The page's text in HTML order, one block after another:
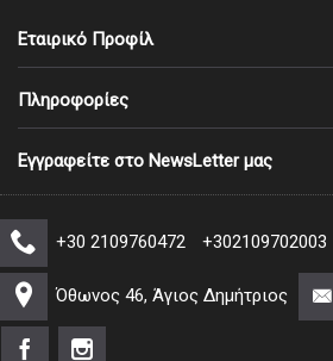
Εταιρικό Προφίλ
Πληροφορίες
Εγγραφείτε στο NewsLetter μας
+30 2109760472 +302109702003
Όθωνος 46, Άγιος Δημήτριος